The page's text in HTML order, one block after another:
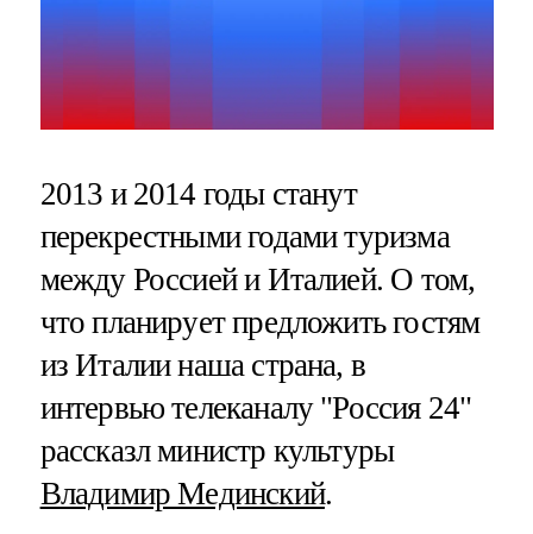
2013 и 2014 годы станут
перекрестными годами туризма
между Россией и Италией. О том,
что планирует предложить гостям
из Италии наша страна, в
интервью телеканалу "Россия 24"
рассказл министр культуры
Владимир Мединский.